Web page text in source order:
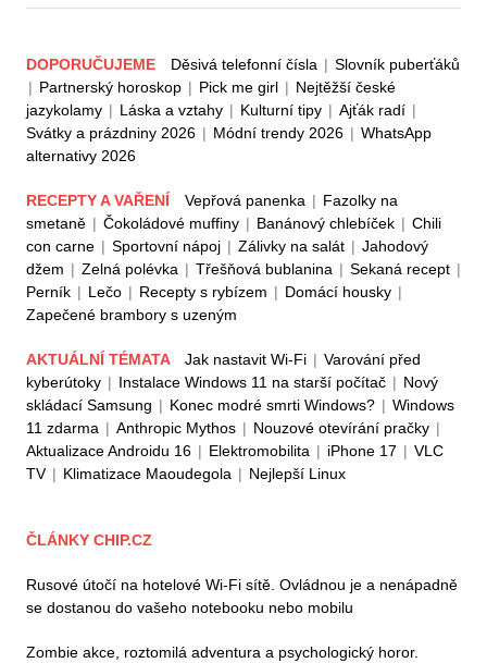
DOPORUČUJEME Děsivá telefonní čísla | Slovník puberťáků
| Partnerský horoskop | Pick me girl | Nejtěžší české
jazykolamy | Láska a vztahy | Kulturní tipy | Ajťák radí |
Svátky a prázdniny 2026 | Módní trendy 2026 | WhatsApp
alternativy 2026
RECEPTY A VAŘENÍ Vepřová panenka | Fazolky na
smetaně | Čokoládové muffiny | Banánový chlebíček | Chili
con carne | Sportovní nápoj | Zálivky na salát | Jahodový
džem | Zelná polévka | Třešňová bublanina | Sekaná recept |
Perník | Lečo | Recepty s rybízem | Domácí housky |
Zapečené brambory s uzeným
AKTUÁLNÍ TÉMATA Jak nastavit Wi-Fi | Varování před
kyberútoky | Instalace Windows 11 na starší počítač | Nový
skládací Samsung | Konec modré smrti Windows? | Windows
11 zdarma | Anthropic Mythos | Nouzové otevírání pračky |
Aktualizace Androidu 16 | Elektromobilita | iPhone 17 | VLC
TV | Klimatizace Maoudegola | Nejlepší Linux
ČLÁNKY CHIP.CZ
Rusové útočí na hotelové Wi-Fi sítě. Ovládnou je a nenápadně
se dostanou do vašeho notebooku nebo mobilu
Zombie akce, roztomilá adventura a psychologický horor.